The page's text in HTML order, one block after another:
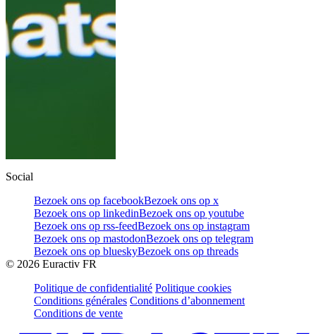
Social
Bezoek ons op facebookBezoek ons op x
Bezoek ons op linkedinBezoek ons op youtube
Bezoek ons op rss-feedBezoek ons op instagram
Bezoek ons op mastodonBezoek ons op telegram
Bezoek ons op blueskyBezoek ons op threads
© 2026 Euractiv FR
Politique de confidentialité Politique cookies
Conditions générales Conditions d’abonnement
Conditions de vente